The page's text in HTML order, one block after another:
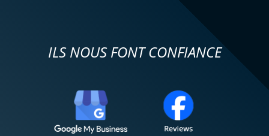
ILS NOUS FONT CONFIANCE